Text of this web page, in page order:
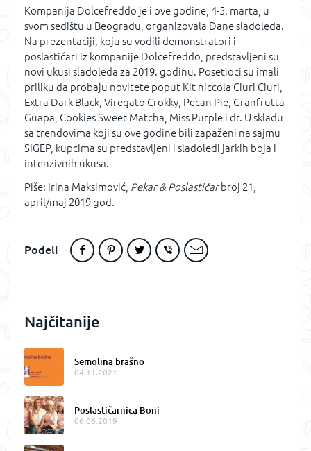
Kompanija Dolcefreddo je i ove godine, 4-5. marta, u
svom sedištu u Beogradu, organizovala Dane sladoleda.
Na prezentaciji, koju su vodili demonstratori i
poslastičari iz kompanije Dolcefreddo, predstavljeni su
novi ukusi sladoleda za 2019. godinu. Posetioci su imali
priliku da probaju novitete poput Kit niccola Ciuri Ciuri,
Extra Dark Black, Viregato Crokky, Pecan Pie, Granfrutta
Guapa, Cookies Sweet Matcha, Miss Purple i dr. U skladu
sa trendovima koji su ove godine bili zapaženi na sajmu
SIGEP, kupcima su predstavljeni i sladoledi jarkih boja i
intenzivnih ukusa.
Piše: Irina Maksimović, Pekar & Poslastičarbroj 21,
april/maj 2019 god.
Podeli
Najčitanije
Semolina brašno
04.11.2021
Poslastičarnica Boni
06.06.2019